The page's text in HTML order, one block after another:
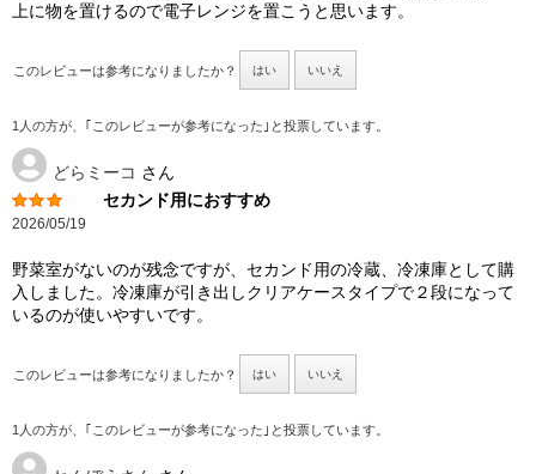
上に物を置けるので電子レンジを置こうと思います。
このレビューは参考になりましたか？ はい いいえ
1人の方が、｢このレビューが参考になった｣と投票しています。
どらミーコ さん
セカンド用におすすめ
2026/05/19
野菜室がないのが残念ですが、セカンド用の冷蔵、冷凍庫として購
入しました。冷凍庫が引き出しクリアケースタイプで２段になって
いるのが使いやすいです。
このレビューは参考になりましたか？ はい いいえ
1人の方が、｢このレビューが参考になった｣と投票しています。